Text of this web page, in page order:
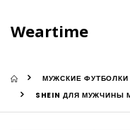
Weartime
МУЖСКИЕ ФУТБОЛКИ
SHEIN ДЛЯ